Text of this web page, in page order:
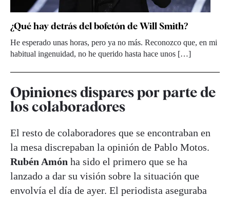
¿Qué hay detrás del bofetón de Will Smith?
He esperado unas horas, pero ya no más. Reconozco que, en mi
habitual ingenuidad, no he querido hasta hace unos […]
Opiniones dispares por parte de
los colaboradores
El resto de colaboradores que se encontraban en
la mesa discrepaban la opinión de Pablo Motos.
Rubén Amón ha sido el primero que se ha
lanzado a dar su visión sobre la situación que
envolvía el día de ayer. El periodista aseguraba